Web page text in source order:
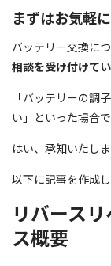
まずはお気軽
バッテリー交換につ
相談を受け付けて
「バッテリーの調
い」といった場合
はい、承知いたしま
以下に記事を作成し
リバース
ス概要